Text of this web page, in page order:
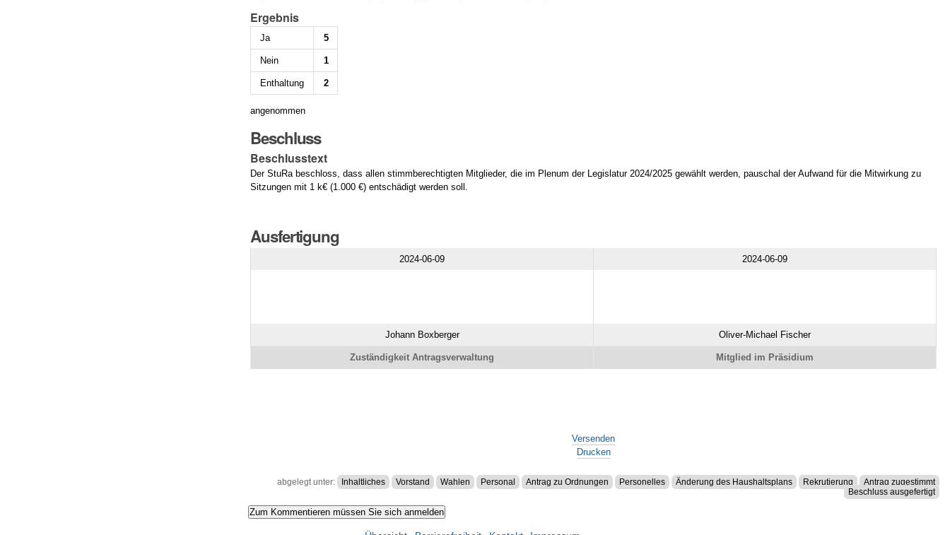
Ergebnis
Ja 5
Nein 1
Enthaltung 2
angenommen
Beschluss
Beschlusstext
Der StuRa beschloss, dass allen stimmberechtigten Mitglieder, die im Plenum der Legislatur 2024/2025 gewählt werden, pauschal der Aufwand für die Mitwirkung zu
Sitzungen mit 1 k€ (1.000 €) entschädigt werden soll.
Ausfertigung
2024-06-09 2024-06-09
Johann Boxberger Oliver-Michael Fischer
Zuständigkeit Antragsverwaltung Mitglied im Präsidium
Versenden
Drucken
abgelegt unter: Inhaltliches Vorstand Wahlen Personal Antrag zu Ordnungen Personelles Änderung des Haushaltsplans Rekrutierung
Antrag zugestimmt
Beschluss ausgefertigt